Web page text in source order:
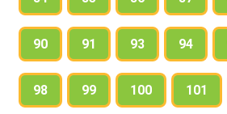
90 91 93 94
98 99 100 101